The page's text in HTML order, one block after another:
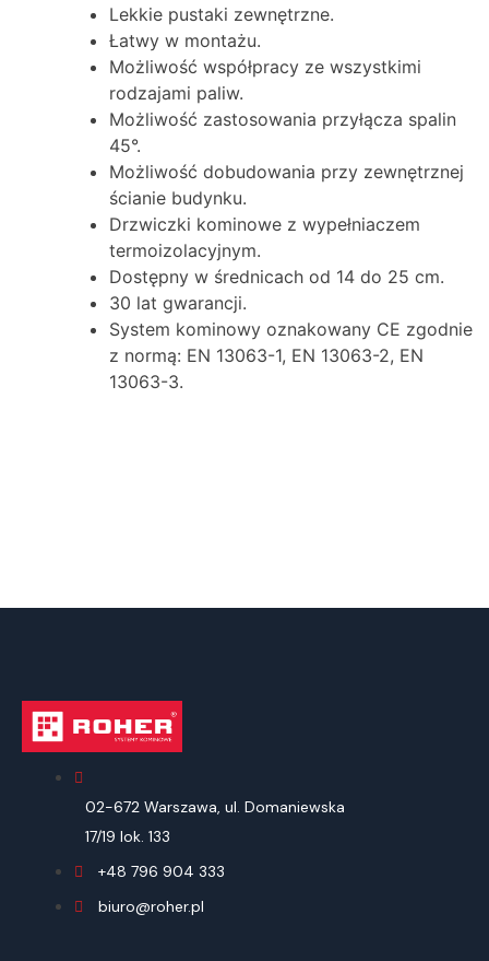
Lekkie pustaki zewnętrzne.
Łatwy w montażu.
Możliwość współpracy ze wszystkimi
rodzajami paliw.
Możliwość zastosowania przyłącza spalin
45°.
Możliwość dobudowania przy zewnętrznej
ścianie budynku.
Drzwiczki kominowe z wypełniaczem
termoizolacyjnym.
Dostępny w średnicach od 14 do 25 cm.
30 lat gwarancji.
System kominowy oznakowany CE zgodnie
z normą: EN 13063-1, EN 13063-2, EN
13063-3.
02-672 Warszawa, ul. Domaniewska
17/19 lok. 133
+48 796 904 333
biuro@roher.pl